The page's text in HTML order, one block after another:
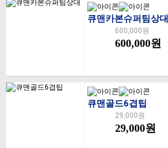
큐맨카본슈퍼팀상대
600,000원
600,000원
큐맨골드6겹팁
29,000원
29,000원